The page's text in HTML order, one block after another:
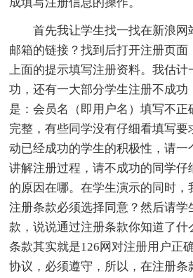
首先我让学生找一找在新浪网
邮箱的链接？找到后打开注册页面
上面的提示填写注册资料。我估
功，还有一大部分学生注册不成功
是：会员名（即用户名）填写不正
完整，有些同学没有仔细看填写要
动已经成功的学生的积极性，请一
讲解注册过程，请不成功的同学仔
的原因在哪。在学生演示的同时，
注册条款必须选择同意？然后请学
款，说说通过注册条款你知道了什
条款其实就是126网对注册用户正
协议，必须遵守，所以，在注册条